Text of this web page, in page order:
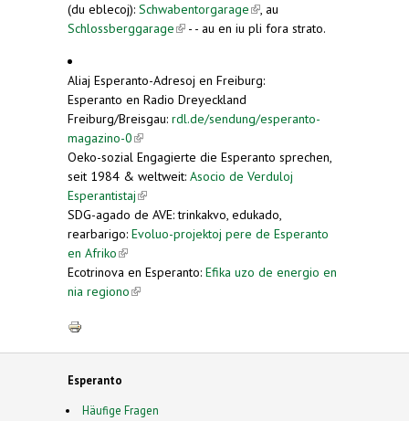
(du eblecoj): Schwabentorgarage(link is external)
, au
Schlossberggarage(link is external)
- - au en iu pli fora strato.
Aliaj Esperanto-Adresoj en Freiburg:
Esperanto en Radio Dreyeckland
Freiburg/Breisgau: rdl.de/sendung/esperanto-
magazino-0(link is external)
Oeko-sozial Engagierte die Esperanto sprechen,
seit 1984 & weltweit: Asocio de Verduloj
Esperantistaj(link is external)
SDG-agado de AVE: trinkakvo, edukado,
rearbarigo: Evoluo-projektoj pere de Esperanto
en Afriko(link is external)
Ecotrinova en Esperanto: Efika uzo de energio en
nia regiono(link is external)
Esperanto
Häufige Fragen